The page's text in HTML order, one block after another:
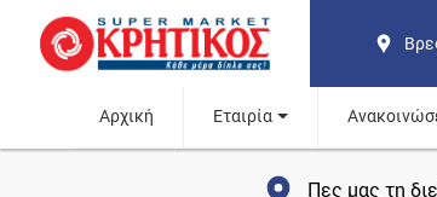
Αρχική Εταιρία
Πες μας τη